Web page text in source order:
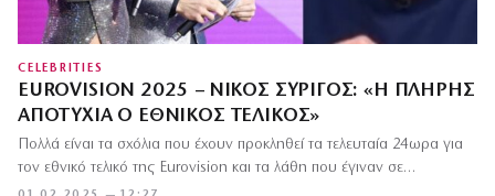
CELEBRITIES
EUROVISION 2025 – ΝΊΚΟΣ ΣΥΡΊΓΟΣ: «Η ΠΛΉΡΗΣ
ΑΠΟΤΥΧΊΑ Ο ΕΘΝΙΚΌΣ ΤΕΛΙΚΌΣ»
Πολλά είναι τα σχόλια που έχουν προκληθεί τα τελευταία 24ωρα για
τον εθνικό τελικό της Eurovision και τα λάθη που έγιναν σε…